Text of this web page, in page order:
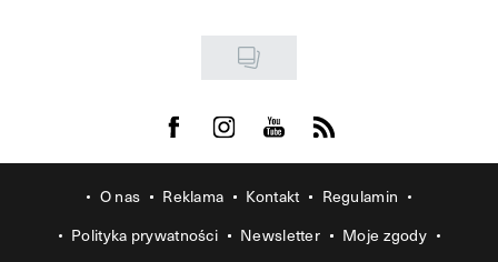
Visit us on Facebook
Visit us on Instagram
Visit us on Youtube
Visit us on Rss
O nas Reklama Kontakt
Regulamin
Polityka prywatności
Newsletter Moje zgody